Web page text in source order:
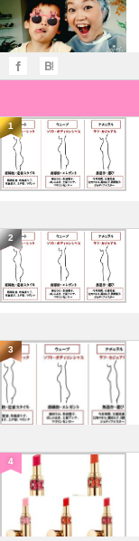
1
2
3
4